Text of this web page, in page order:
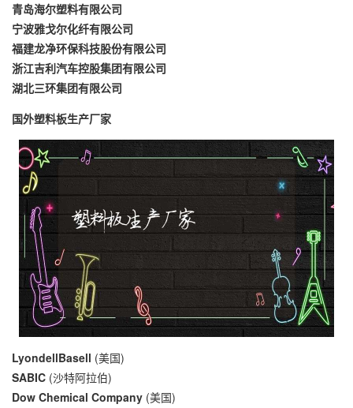
青岛海尔塑料有限公司
宁波雅戈尔化纤有限公司
福建龙净环保科技股份有限公司
浙江吉利汽车控股集团有限公司
湖北三环集团有限公司
国外塑料板生产厂家
LyondellBasell (美国)
SABIC (沙特阿拉伯)
Dow Chemical Company (美国)